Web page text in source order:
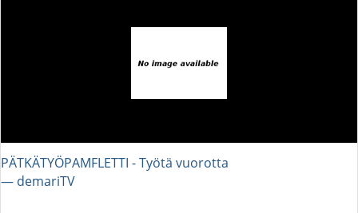
PÄTKÄTYÖPAMFLETTI - Työtä vuorotta
― demariTV